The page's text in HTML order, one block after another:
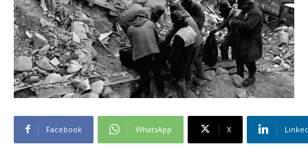
Facebook WhatsApp X